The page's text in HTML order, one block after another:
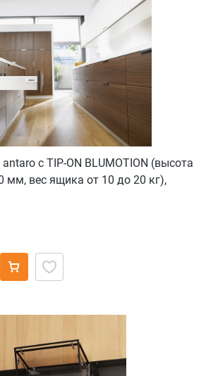
с TIP-ON BLUMOTION (высота
мм, вес ящика от 10 до 20 кг),
белый